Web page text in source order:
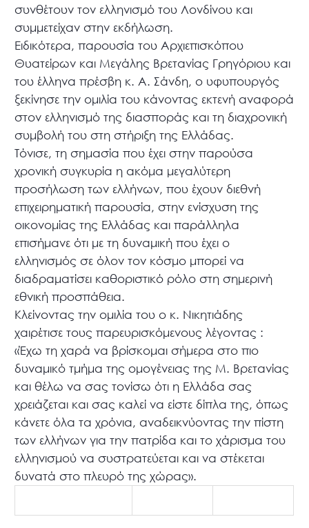
συνθέτουν τον ελληνισμό του Λονδίνου και
συμμετείχαν στην εκδήλωση.
Ειδικότερα, παρουσία του Αρχιεπισκόπου
Θυατείρων και Μεγάλης Βρετανίας Γρηγόριου και
του έλληνα πρέσβη κ. Α. Σάνδη, ο υφυπουργός
ξεκίνησε την ομιλία του κάνοντας εκτενή αναφορά
στον ελληνισμό της διασποράς και τη διαχρονική
συμβολή του στη στήριξη της Ελλάδας.
Τόνισε, τη σημασία που έχει στην παρούσα
χρονική συγκυρία η ακόμα μεγαλύτερη
προσήλωση των ελλήνων, που έχουν διεθνή
επιχειρηματική παρουσία, στην ενίσχυση της
οικονομίας της Ελλάδας και παράλληλα
επισήμανε ότι με τη δυναμική που έχει ο
ελληνισμός σε όλον τον κόσμο μπορεί να
διαδραματίσει καθοριστικό ρόλο στη σημερινή
εθνική προσπάθεια.
Κλείνοντας την ομιλία του ο κ. Νικητιάδης
χαιρέτισε τους παρευρισκόμενους λέγοντας :
«Έχω τη χαρά να βρίσκομαι σήμερα στο πιο
δυναμικό τμήμα της ομογένειας της Μ. Βρετανίας
και θέλω να σας τονίσω ότι η Ελλάδα σας
χρειάζεται και σας καλεί να είστε δίπλα της, όπως
κάνετε όλα τα χρόνια, αναδεικνύοντας την πίστη
των ελλήνων για την πατρίδα και το χάρισμα του
ελληνισμού να συστρατεύεται και να στέκεται
δυνατά στο πλευρό της χώρας».